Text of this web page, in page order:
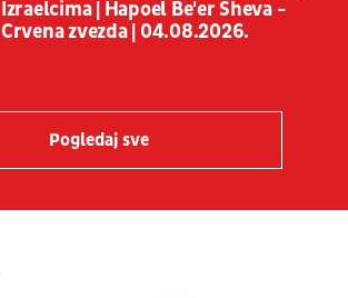
Izraelcima | Hapoel Be'er Sheva -
Crvena zvezda | 04.08.2026.
Pogledaj sve